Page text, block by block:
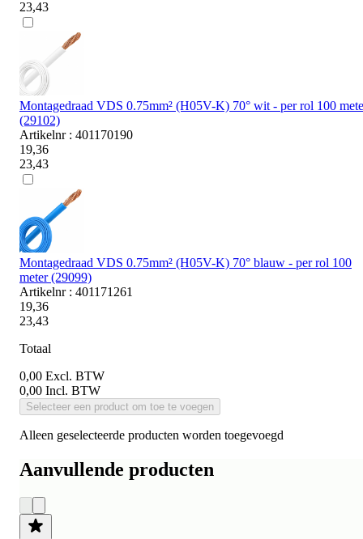
23,43
Montagedraad VDS 0.75mm² (H05V-K) 70° wit - per rol 100
(29102)
Artikelnr : 401170190
19,36
23,43
Montagedraad VDS 0.75mm² (H05V-K) 70° blauw - per rol 100
meter (29099)
Artikelnr : 401171261
19,36
23,43
Totaal
0,00 Excl. BTW
0,00 Incl. BTW
Selecteer een product om toe te voegen
Alleen geselecteerde producten worden toegevoegd
Aanvullende producten